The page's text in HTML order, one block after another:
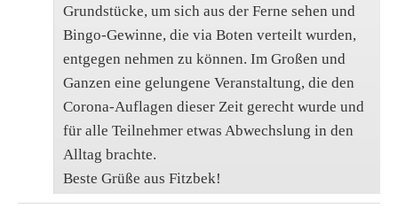
Grundstücke, um sich aus der Ferne sehen und
Bingo-Gewinne, die via Boten verteilt wurden,
entgegen nehmen zu können. Im Großen und
Ganzen eine gelungene Veranstaltung, die den
Corona-Auflagen dieser Zeit gerecht wurde und
für alle Teilnehmer etwas Abwechslung in den
Alltag brachte.
Beste Grüße aus Fitzbek!